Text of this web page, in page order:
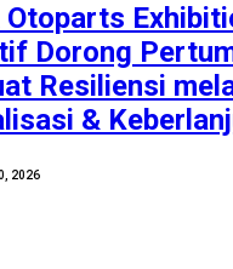
Dorong
Resiliensi
&
2026